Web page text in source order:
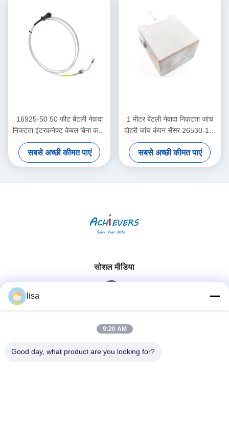
16925-50 50 फीट बेंटली नेवादा
निकटता इंटरकनेक्ट केबल बिना कवच
के
सबसे अच्छी कीमत पाएं
1 मीटर बेंटली नेवादा निकटता जांच
दोहरी जांच कंपन सेंसर 26530-12-
10-00-000-309-00-03-01
सबसे अच्छी कीमत पाएं
सोशल मीडिया
त्वरित संपर्क
lisa
9:20 AM
Good day, what product are you looking for?